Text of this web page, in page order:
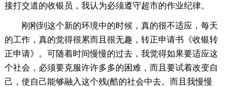
接打交道的收银员，我认为必须遵守超市的作业纪律。
刚刚到这个新的环境中的时候，真的很不适应，每天
的工作，真的觉得很累而且很无趣，转正申请书《收银转
正申请》。可随着时间慢慢的过去，我觉得如果要适应这
个社会，必须要克服许许多多的困难，而且要试着改变自
己，使自己能够融入这个残(酷的社会中去。而且我慢慢